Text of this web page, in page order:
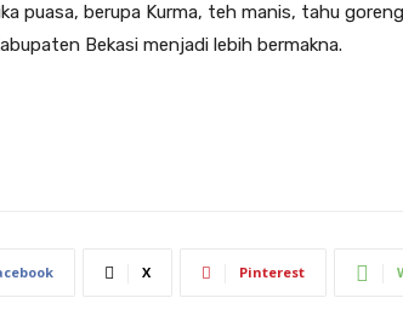
puasa, berupa Kurma, teh manis, tahu
Bekasi menjadi lebih bermakna.
X Pinterest